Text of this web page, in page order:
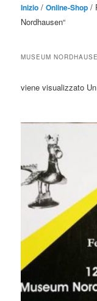
Inizio /Online-Shop /
Nordhausen“
MUSEUM
viene visualizzato